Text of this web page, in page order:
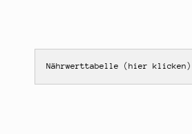
Nährwerttabelle (hier klicken)